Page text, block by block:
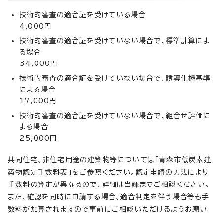
技術的審査の適合証を受けている場合
4,000円
技術的審査の適合証を受けていない場合で、標準計算によ
る場合
34,000円
技術的審査の適合証を受けていない場合で、誘導仕様基準
による場合
17,000円
技術的審査の適合証を受けていない場合で、組合せ評価に
よる場合
25,000円
共同住宅、非住宅用途の建築物等については「青森市低炭素建
築物認定手数料表」をご参照ください。認定申請の方法により
手数料の算定が異なるので、詳細は当課までご相談ください。
また、確認を同時に申請する場合、適合判定を伴う場合等も手
数料が加算されますので事前にご相談いただけるようお願い